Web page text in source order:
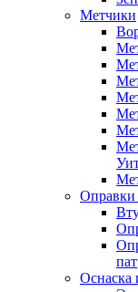
Метчики
Оправки
Оснаска